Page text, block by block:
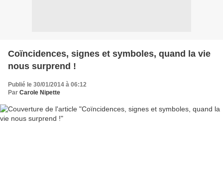
Coïncidences, signes et symboles, quand la vie
nous surprend !
Publié le 30/01/2014 à 06:12
Par Carole Nipette